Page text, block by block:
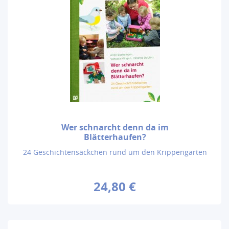
Wer schnarcht denn da im
Blätterhaufen?
24 Geschichtensäckchen rund um den Krippengarten
24,80 €